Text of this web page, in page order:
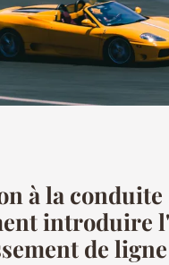
à la conduite
introduire
de